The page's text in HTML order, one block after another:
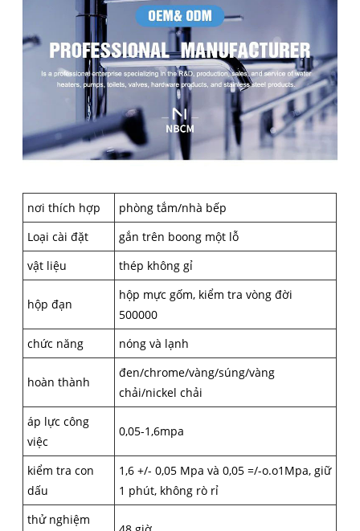
nơi thích hợp
phòng tắm/nhà bếp
Loại cài đặt
gắn trên boong một lỗ
vật liệu
thép không gỉ
hộp đạn
hộp mực gốm, kiểm tra vòng đời
500000
chức năng
nóng và lạnh
hoàn thành
đen/chrome/vàng/súng/vàng
chải/nickel chải
áp lực công
việc
0,05-1,6mpa
kiểm tra con
dấu
1,6 +/- 0,05 Mpa và 0,05 =/-o.o1Mpa, giữ
1 phút, không rò rỉ
thử nghiệm